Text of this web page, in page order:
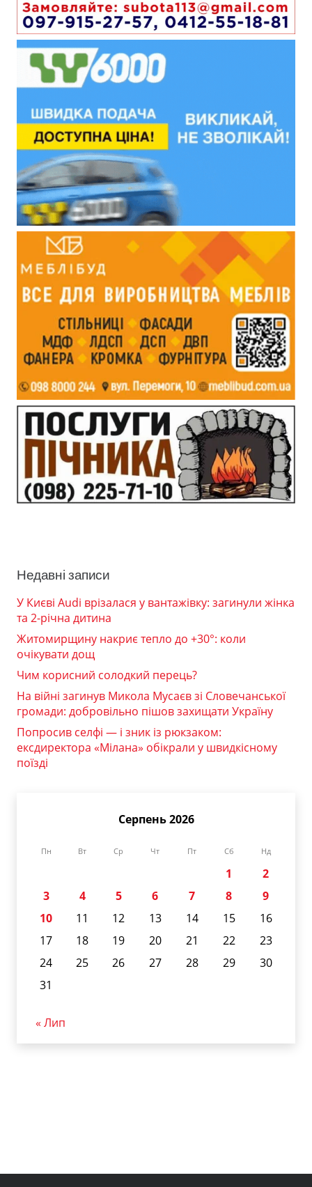
Недавні записи
У Києві Audi врізалася у вантажівку: загинули жінка
та 2-річна дитина
Житомирщину накриє тепло до +30°: коли
очікувати дощ
Чим корисний солодкий перець?
На війні загинув Микола Мусаєв зі Словечанської
громади: добровільно пішов захищати Україну
Попросив селфі — і зник із рюкзаком:
ексдиректора «Мілана» обікрали у швидкісному
поїзді
Серпень 2026
Пн Вт Ср Чт Пт Сб Нд
1
2
3
4 5 6 7 8
9
10
11 12 13 14 15
16
17
18 19 20 21 22
23
24
25 26 27 28 29
30
31
« Лип